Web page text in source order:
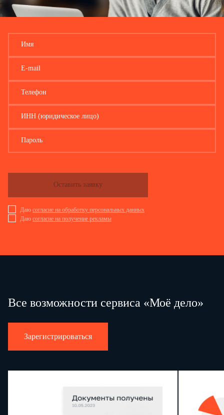
Имя
E-mail
Телефон
ИНН (юридическое лицо)
Пароль
Даю согласие на обработку персональных данных
Даю согласие на получение рекламы
Оставить заявку
Все возможности сервиса «Моё дело»
Зарегистрироваться